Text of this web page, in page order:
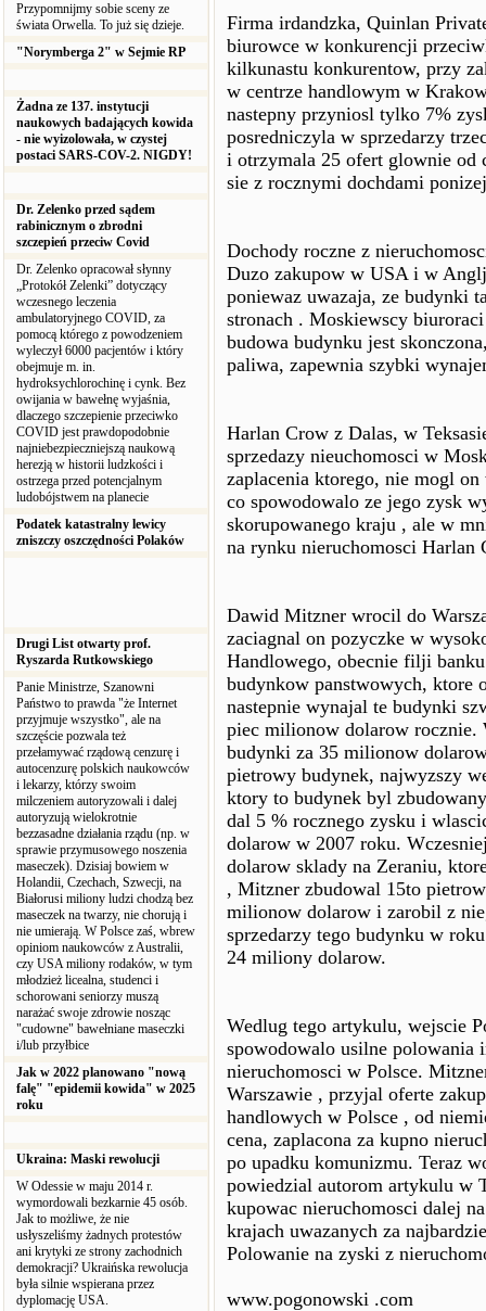
Przypomnijmy sobie sceny ze
świata Orwella. To już się dzieje.
"Norymberga 2" w Sejmie RP
Żadna ze 137. instytucji
naukowych badających kowida
- nie wyizolowała, w czystej
postaci SARS-COV-2. NIGDY!
Dr. Zelenko przed sądem
rabinicznym o zbrodni
szczepień przeciw Covid
Dr. Zelenko opracował słynny
„Protokół Zelenki” dotyczący
wczesnego leczenia
ambulatoryjnego COVID, za
pomocą którego z powodzeniem
wyleczył 6000 pacjentów i który
obejmuje m. in.
hydroksychlorochinę i cynk. Bez
owijania w bawełnę wyjaśnia,
dlaczego szczepienie przeciwko
COVID jest prawdopodobnie
najniebezpieczniejszą naukową
herezją w historii ludzkości i
ostrzega przed potencjalnym
ludobójstwem na planecie
Podatek katastralny lewicy
zniszczy oszczędności Polaków
Drugi List otwarty prof.
Ryszarda Rutkowskiego
Panie Ministrze, Szanowni
Państwo to prawda "że Internet
przyjmuje wszystko", ale na
szczęście pozwala też
przełamywać rządową cenzurę i
autocenzurę polskich naukowców
i lekarzy, którzy swoim
milczeniem autoryzowali i dalej
autoryzują wielokrotnie
bezzasadne działania rządu (np. w
sprawie przymusowego noszenia
maseczek). Dzisiaj bowiem w
Holandii, Czechach, Szwecji, na
Białorusi miliony ludzi chodzą bez
maseczek na twarzy, nie chorują i
nie umierają. W Polsce zaś, wbrew
opiniom naukowców z Australii,
czy USA miliony rodaków, w tym
młodzież licealna, studenci i
schorowani seniorzy muszą
narażać swoje zdrowie nosząc
"cudowne" bawełniane maseczki
i/lub przyłbice
Jak w 2022 planowano "nową
falę" "epidemii kowida" w 2025
roku
Ukraina: Maski rewolucji
W Odessie w maju 2014 r.
wymordowali bezkarnie 45 osób.
Jak to możliwe, że nie
usłyszeliśmy żadnych protestów
ani krytyki ze strony zachodnich
demokracji? Ukraińska rewolucja
była silnie wspierana przez
dyplomację USA.
Firma irdandzka, Quinlan
biurowce w konkurencji
kilkunastu konkurentow, przy
w centrze handlowym w
nastepny przyniosl tylko 7%
posredniczyla w sprzedarzy
i otrzymala 25 ofert glownie od
sie z rocznymi dochdami
Dochody roczne z
Duzo zakupow w USA i w
poniewaz uwazaja, ze budynki
stronach . Moskiewscy
budowa budynku jest
paliwa, zapewnia szybki
Harlan Crow z Dalas, w
sprzedazy nieuchomosci w
zaplacenia ktorego, nie mogl
co spowodowalo ze jego zysk
skorupowanego kraju , ale w
na rynku nieruchomosci Harlan
Dawid Mitzner wrocil do
zaciagnal on pozyczke w
Handlowego, obecnie filji
budynkow panstwowych, ktore
nastepnie wynajal te budynki
piec milionow dolarow rocznie.
budynki za 35 milionow
pietrowy budynek, najwyzszy
ktory to budynek byl
dal 5 % rocznego zysku i
dolarow w 2007 roku.
dolarow sklady na Zeraniu,
, Mitzner zbudowal 15to
milionow dolarow i zarobil z
sprzedarzy tego budynku w
24 miliony dolarow.
Wedlug tego artykulu, wejscie
spowodowalo usilne polowania
nieruchomosci w Polsce.
Warszawie , przyjal oferte
handlowych w Polsce , od
cena, zaplacona za kupno
po upadku komunizmu. Teraz
powiedzial autorom artykulu w
kupowac nieruchomosci dalej
krajach uwazanych za
Polowanie na zyski z
www.pogonowski .com